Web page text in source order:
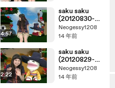
4:57
saku saku
(20120830-
0730 ｔｖ
ｋ)-01
Neogessy1208
14 年前
2:22
saku saku
(20120829-
0730 ｔｖ
ｋ)-04
Neogessy1208
14 年前